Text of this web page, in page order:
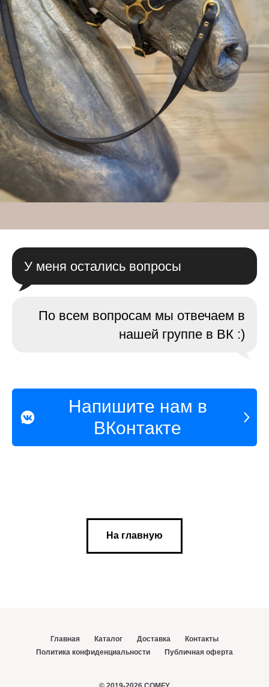
У меня остались вопросы
По всем вопросам мы отвечаем в
нашей группе в ВК :)
Напишите нам в
ВКонтакте
На главную
Главная Каталог Доставка
Контакты
Политика конфиденциальности
Публичная оферта